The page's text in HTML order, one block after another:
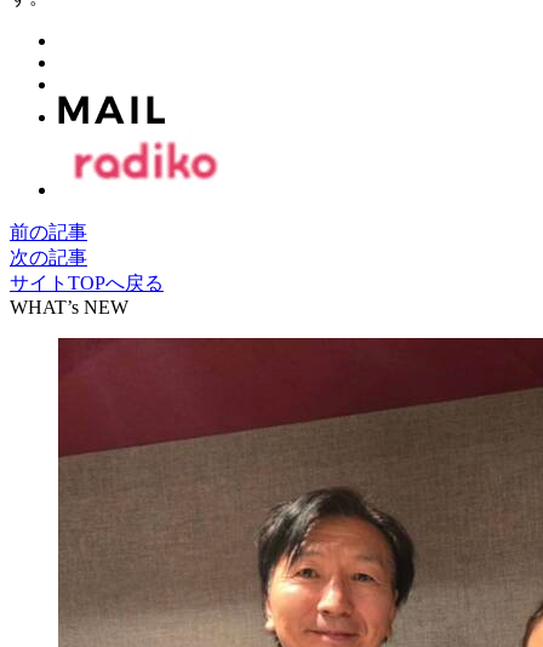
前の記事
次の記事
サイトTOPへ戻る
WHAT’s NEW